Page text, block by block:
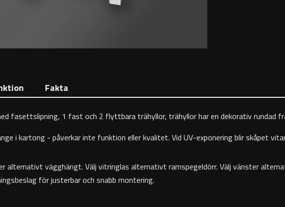
Fakta
fasettslipning, 1 fast och 2 flyttbara trähyllor, trähyllor har en dekorativ rundad
i kartong - påverkar inte funktion eller kvalitet. Vid UV-exponering blir skåpet
alternativt vägghängt. Välj vitringlas alternativt ramspegeldörr. Välj vänster
för justerbar och snabb montering.